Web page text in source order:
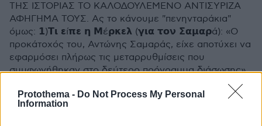
Protothema - Do Not Process My Personal
Information
ΤΗΣ ΙΣΤΟΡΙΑΣ ΤΟ ΚΑΛΟΔΟΥΛΕΜΕΝΟ ΑΝΤΙΣΥΡΙΖΑ
ΑΦΗΓΗΜΑ ΤΟΥΣ. Ας το κάνουμε "πενηνταράκια"
όμως: 𝟭)𝝩𝝸 𝝴ί𝝿𝝴 𝝶 𝝡έ𝞀𝝹𝝴𝝺 (𝝲𝝸𝝰 𝞃𝝾𝝼 𝝨𝝰𝝻𝝰𝞀ά): «Ο
προκάτοχός του, Αντώνης Σαμαράς, είχε αποτύχει να
εφαρμόσει πλήρως τις μεταρρυθμίσεις που
συμφωνήθηκαν στο δεύτερο πρόγραμμα διάσωσης».
𝝩𝝸 𝝺έ𝝼𝝴 𝞃𝝰 𝝿𝝰𝝿𝝰𝝲𝝰𝝺ά𝝹𝝸𝝰: «Το mail Χαρδούβελη θα
μας έβγαζε από τα Μνημόνια». 𝟮)𝝩𝝸 𝝴ί𝝿𝝴 𝝶 𝝡έ𝞀𝝹𝝴𝝺
(𝝲𝝸𝝰 𝞃𝝾 𝝳𝝶𝝻𝝾𝞇ή𝞅𝝸𝞂𝝻𝝰): «το δημοψήφισμα ήταν